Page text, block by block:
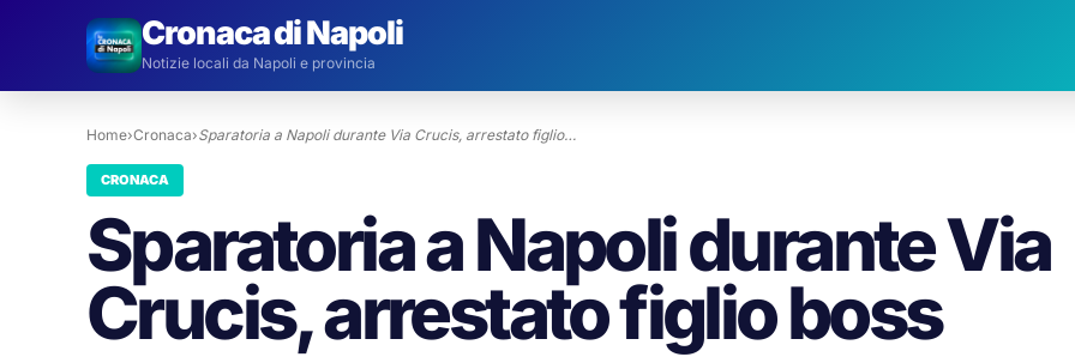
Cronaca di Napoli
Notizie locali da Napoli e provincia
Home›Cronaca›Sparatoria a Napoli durante Via Crucis, arrestato figlio…
CRONACA
Sparatoria a Napoli durante Via
Crucis, arrestato figlio boss